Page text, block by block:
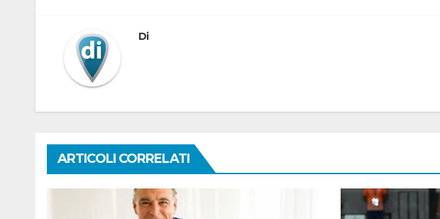
Di
ARTICOLI CORRELATI